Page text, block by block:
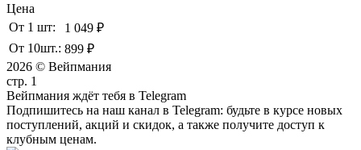
Цена
От 1 шт:
1 049 ₽
От 10шт.: 899 ₽
2026 © Вейпмания
стр. 1
Вейпмания ждёт тебя в Telegram
Подпишитесь на наш канал в Telegram: будьте в курсе новых
поступлений, акций и скидок, а также получите доступ к
клубным ценам.